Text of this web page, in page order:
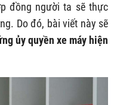
đồng người ta sẽ thực
Do đó, bài viết này sẽ
ủy quyền xe máy hiện